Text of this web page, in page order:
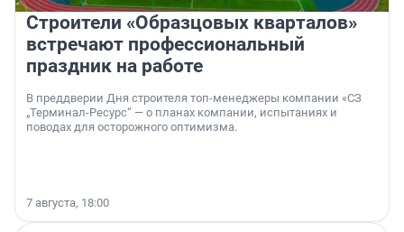
Строители «Образцовых кварталов»
встречают профессиональный
праздник на работе
В преддверии Дня строителя топ-менеджеры компании «СЗ
„Терминал-Ресурс“ — о планах компании, испытаниях и
поводах для осторожного оптимизма.
7 августа, 18:00